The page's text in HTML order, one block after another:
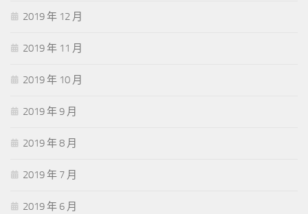
2019 年 12 月
2019 年 11 月
2019 年 10 月
2019 年 9 月
2019 年 8 月
2019 年 7 月
2019 年 6 月